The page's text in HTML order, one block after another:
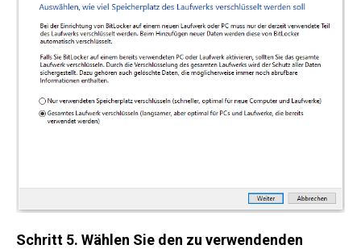
Schritt 5. Wählen Sie den zu verwendenden